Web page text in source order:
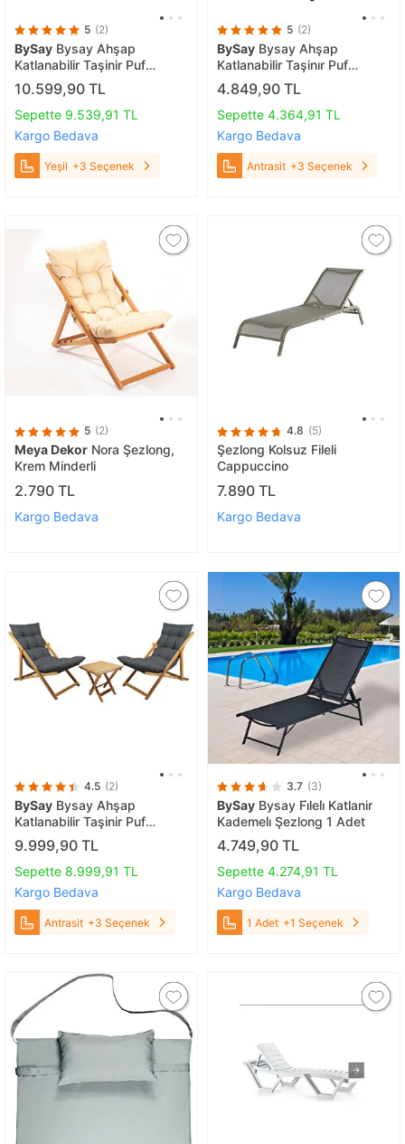
5 (2)
BySay Bysay Ahşap
Katlanabilir Taşinir Puf
Minderli Kollu Şezlong. Plaj
Bahçe Teras Balkon
Sandalyesi Koltuğu Takımı 3
Lü Set (haki̇) Yeşil
10.599,90 TL
Sepette 9.539,91 TL
Kargo Bedava
Yeşil +3 Seçenek
5 (2)
BySay Bysay Ahşap
Katlanabilir Taşinır Puf
Minderli Kollu Şezlong Plaj
Bahçe Teras Balkon
Sandalyesi koltuğu Takımı
(cevi̇z-Antrasit) Antrasit
4.849,90 TL
Sepette 4.364,91 TL
Kargo Bedava
Antrasit +3 Seçenek
5 (2)
Meya Dekor Nora Şezlong,
Krem Minderli
2.790 TL
Kargo Bedava
4.8 (5)
Şezlong Kolsuz Fileli
Cappuccino
7.890 TL
Kargo Bedava
4.5 (2)
BySay Bysay Ahşap
Katlanabilir Taşinir Puf
Minderli Şezlong. Plaj Bahçe
Teras Balkon Sandalyesi
Koltuğu Takımı İçin 3 Lü Set
(Antrasit) Antrasit
9.999,90 TL
Sepette 8.999,91 TL
Kargo Bedava
Antrasit +3 Seçenek
3.7 (3)
BySay Bysay Fi̇leli̇ Katlanir
Kademeli̇ Şezlong 1 Adet
4.749,90 TL
Sepette 4.274,91 TL
Kargo Bedava
1 Adet +1 Seçenek